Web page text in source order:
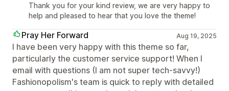
Thank you for your kind review, we are very happy to
help and pleased to hear that you love the theme!
Pray Her Forward Aug 19, 2025
I have been very happy with this theme so far,
particularly the customer service support! When I
email with questions (I am not super tech-savvy!)
Fashionopolism's team is quick to reply with detailed